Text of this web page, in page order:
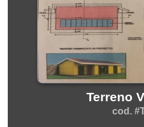
Terreno
cod.